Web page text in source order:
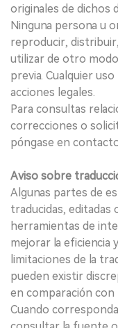
originales de dichos
Ninguna persona u
reproducir,
utilizar de otro
previa. Cualquier
acciones legales.
Para consultas
correcciones o
póngase en
Aviso sobre
Algunas partes de
traducidas, editadas
herramientas de
mejorar la eficiencia
limitaciones de la
pueden existir
en comparación con
Cuando